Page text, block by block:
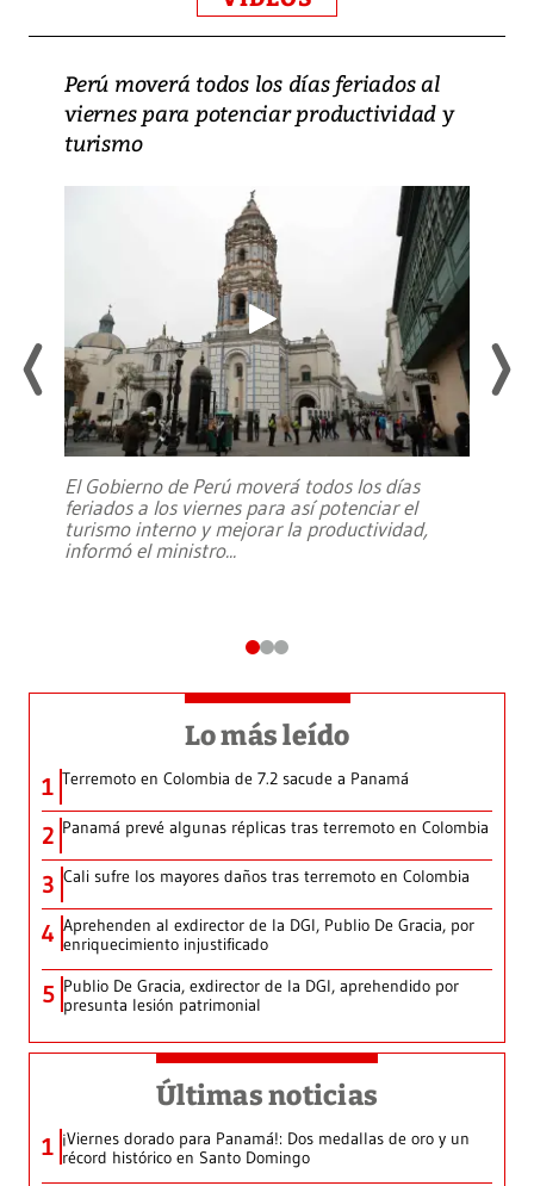
Perú moverá todos los días feriados al
viernes para potenciar productividad y
turismo
El Gobierno de Perú moverá todos los días
feriados a los viernes para así potenciar el
turismo interno y mejorar la productividad,
informó el ministro...
Lo más leído
1 Terremoto en Colombia de 7.2 sacude a Panamá
2 Panamá prevé algunas réplicas tras terremoto en Colombia
3 Cali sufre los mayores daños tras terremoto en Colombia
4 Aprehenden al exdirector de la DGI, Publio De Gracia, por
enriquecimiento injustificado
5 Publio De Gracia, exdirector de la DGI, aprehendido por
presunta lesión patrimonial
Últimas noticias
1 ¡Viernes dorado para Panamá!: Dos medallas de oro y un
récord histórico en Santo Domingo